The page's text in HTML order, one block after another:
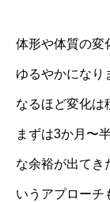
体形や体質の変
ゆるやかになり
なるほど変化は
まずは3か月〜
な余裕が出てき
いうアプローチ